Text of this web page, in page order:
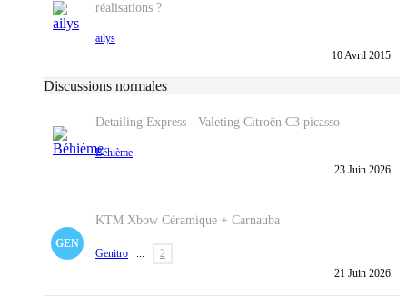
réalisations ?
ailys
10 Avril 2015
Discussions normales
Detailing Express - Valeting Citroën C3 picasso
Béhième
23 Juin 2026
GEN
KTM Xbow Céramique + Carnauba
Genitro ...
2
21 Juin 2026